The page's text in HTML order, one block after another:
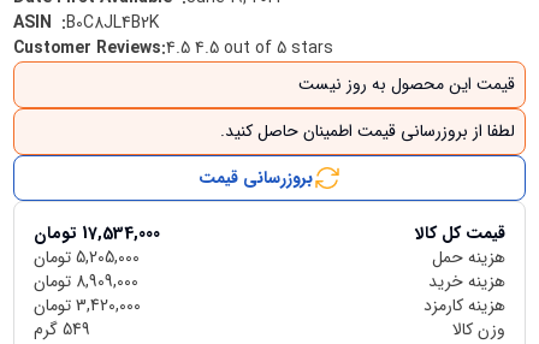
:B0C8JL4B2K
Customer Reviews:4.5 4.5 out of 5 stars
قیمت این محصول به روز نیست
لطفا از بروزرسانی قیمت اطمینان حاصل کنید.
بروزرسانی قیمت
قیمت کل کالا 17,534,000 تومان
هزینه حمل
5,205,000تومان
هزینه خرید
8,909,000 تومان
هزینه کارمزد
3,420,000تومان
وزن کالا
549گرم